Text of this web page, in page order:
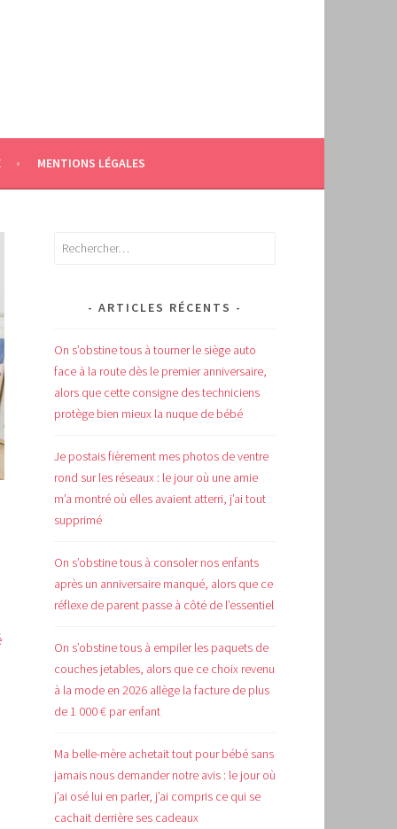
MENTIONS LÉGALES
Rechercher :
ARTICLES RÉCENTS
On s’obstine tous à tourner le siège auto
face à la route dès le premier anniversaire,
alors que cette consigne des techniciens
protège bien mieux la nuque de bébé
Je postais fièrement mes photos de ventre
rond sur les réseaux : le jour où une amie
m’a montré où elles avaient atterri, j’ai tout
supprimé
On s’obstine tous à consoler nos enfants
après un anniversaire manqué, alors que ce
réflexe de parent passe à côté de l’essentiel
On s’obstine tous à empiler les paquets de
couches jetables, alors que ce choix revenu
à la mode en 2026 allège la facture de plus
de 1 000 € par enfant
Ma belle-mère achetait tout pour bébé sans
jamais nous demander notre avis : le jour où
j’ai osé lui en parler, j’ai compris ce qui se
cachait derrière ses cadeaux